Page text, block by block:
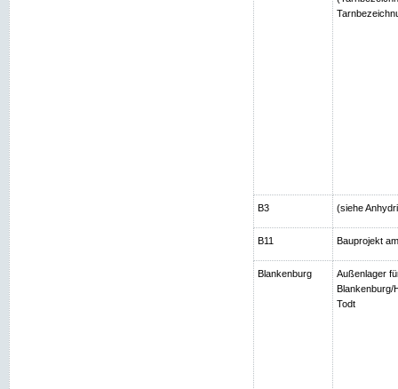
B3 (siehe
B11 Bauprojekt
Blankenburg
Außenlager
Blankenburg/
Todt